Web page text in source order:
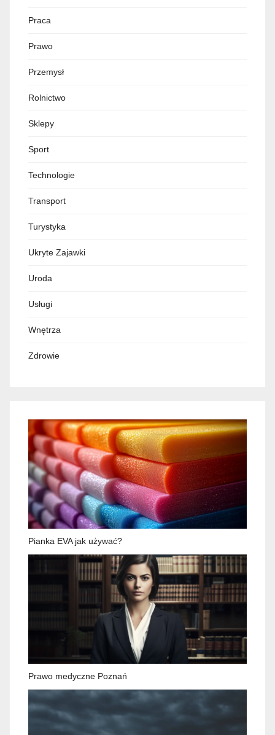
Praca
Prawo
Przemysł
Rolnictwo
Sklepy
Sport
Technologie
Transport
Turystyka
Ukryte Zajawki
Uroda
Usługi
Wnętrza
Zdrowie
Pianka EVA jak używać?
Prawo medyczne Poznań